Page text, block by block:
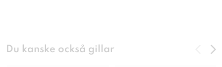
Du kanske också gillar